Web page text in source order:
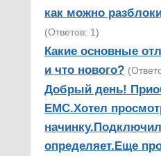
как можно
(Ответов: 1)
Какие основные
и что нового?
Добрый день!
EMC.Хотел
определяет.Еще